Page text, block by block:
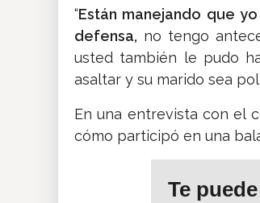
“Están manejando que
defensa, no tengo
usted también le pudo
asaltar y su marido sea
En una entrevista con el
cómo participó en una
Te